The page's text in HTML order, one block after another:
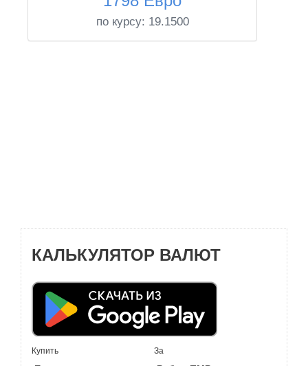
по курсу: 19.1500
КАЛЬКУЛЯТОР ВАЛЮТ
Купить За